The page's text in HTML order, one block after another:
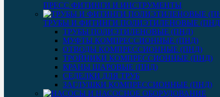
ПРЕСС ФИТИНГИ И ИНСТРУМЕНТЫ
ТРУБЫ И ФИТИНГИ ПОЛИЭТИЛЕНОВЫЕ
ТРУБЫ ПОЛИЭТИЛЕНОВЫЕ (ПНД)
МУФТЫ КОМПРЕССИОННЫЕ (ПНД)
ОТВОДЫ КОМПРЕССИОННЫЕ (ПНД)
ТРОЙНИКИ КОМПРЕССИОННЫЕ (ПНД)
КРАНЫ ШАРОВЫЕ (ПНД)
СЕДЕЛКИ ДЛЯ ТРУБ
ЗАГЛУШКИ КОМПРЕССИОННЫЕ (ПНД)